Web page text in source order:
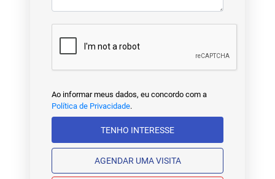
Ao informar meus dados, eu concordo com a
Política de Privacidade.
TENHO INTERESSE
AGENDAR UMA VISITA